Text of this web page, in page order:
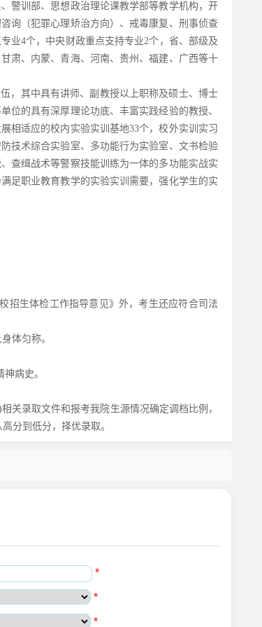
警训部、思想政治理论课教学部等教学机构，开
询（犯罪心理矫治方向）、戒毒康复、刑事侦查
业4个，中央财政重点支持专业2个，省、部级及
肃、内蒙、青海、河南、贵州、福建、广西等十
，其中具有讲师、副教授以上职称及硕士、博士
位的具有深厚理论功底、丰富实践经验的教授、
相适应的校内实验实训基地33个，校外实训实习
技术综合实验室、多功能行为实验室、文书检验
查缉战术等警察技能训练为一体的多功能实战实
足职业教育教学的实验实训需要，强化学生的实
招生体检工作指导意见》外，考生还应符合司法
体匀称。
病史。
关录取文件和报考我院生源情况确定调档比例，
分到低分，择优录取。
*
*
*